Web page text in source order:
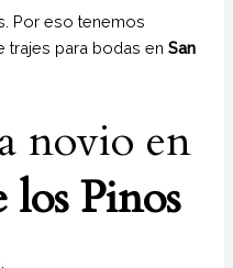
Por eso tenemos
trajes para bodas enSan
novio en
los Pinos